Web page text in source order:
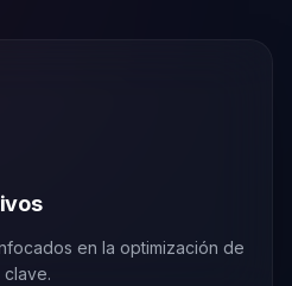
en la optimización de